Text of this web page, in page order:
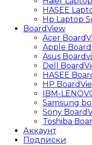
HASEE
Hp Laptop
BoardView
Acer
Apple
Asus
Dell
HASEE
HP
IBM-
Samsung
Sony
Toshiba
Аккаунт
Подписки